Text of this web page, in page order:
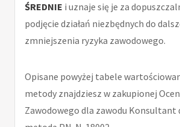
ŚREDNIE i uznaje się je za
podjęcie działań niezbędnych do
zmniejszenia ryzyka zawodowego.
Opisane powyżej tabele
metody znajdziesz w zakupionej
Zawodowego dla zawodu Konsultant